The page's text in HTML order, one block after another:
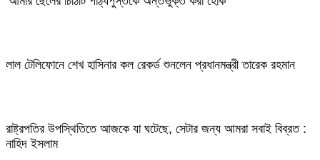
লাল টেলিফোনে শেখ হাসিনার কল রেকর্ড শুনলেন প্রধানমন্ত্রী তারেক রহমান
রাষ্ট্রপতির উপস্থিতিতে আজকে যা ঘটেছে, সেটার জন্য আমরা সবাই বিব্রত :
নাহিদ ইসলাম